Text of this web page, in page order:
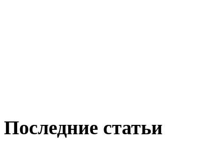
Последние статьи